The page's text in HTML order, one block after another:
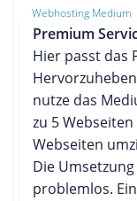
Webhosting Medium
Premium
Hier passt das
nutze das
zu 5
Webseiten
Die
problemlos.